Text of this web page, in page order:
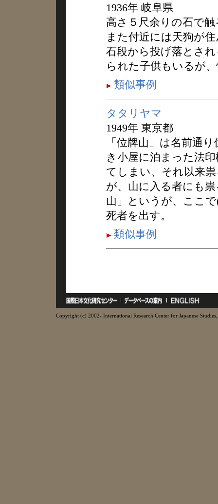
1936年 岐阜県
高さ５尺余りの石で
また付近には天狗が
石段から投げ落とさ
られた子供もいるが
類似事例
タタリヤマ
1949年 東京都
「位牌山」は名前通
き小屋に泊まった法
てしまい、それ以来
が、山に入る者にも
山」というが、ここ
死者を出す。
類似事例
Copyright (c) 2002- International Research Center for Japanese